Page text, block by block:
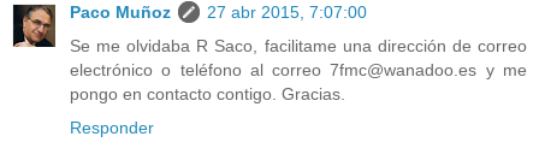
Paco Muñoz
27 abr 2015, 7:07:00
Se me olvidaba R Saco, facilitame una dirección de correo
electrónico o teléfono al correo 7fmc@wanadoo.es y me
pongo en contacto contigo. Gracias.
Responder